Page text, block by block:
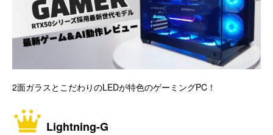
2面ガラスとこだわりのLEDが特色のゲーミングPC！
Lightning-G